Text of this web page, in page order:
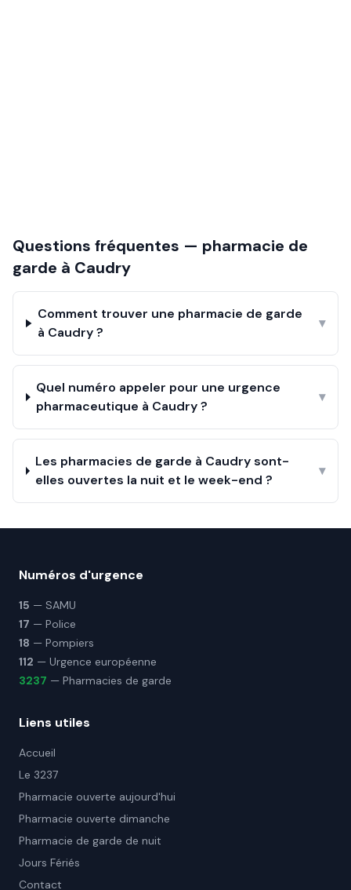
Questions fréquentes — pharmacie de
garde à Caudry
Comment trouver une pharmacie de garde
à Caudry ?
▾
Quel numéro appeler pour une urgence
pharmaceutique à Caudry ?
▾
Les pharmacies de garde à Caudry sont-
elles ouvertes la nuit et le week-end ?
▾
Numéros d'urgence
15 — SAMU
17 — Police
18 — Pompiers
112 — Urgence européenne
3237 — Pharmacies de garde
Liens utiles
Accueil
Le 3237
Pharmacie ouverte aujourd'hui
Pharmacie ouverte dimanche
Pharmacie de garde de nuit
Jours Fériés
Contact